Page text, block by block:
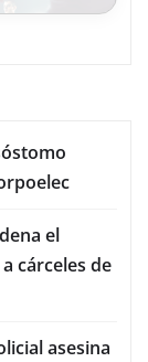
el
cárceles de
asesina